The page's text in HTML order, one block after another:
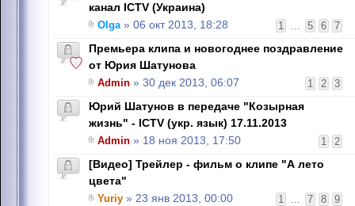
канал ICTV (Украина)
1 ... 5 6 7
Olga» 06 окт 2013, 18:28
Премьера клипа и новогоднее поздравление
от Юрия Шатунова
1 2 3
Admin » 30 дек 2013, 06:07
Юрий Шатунов в передаче "Козырная
жизнь" - ICTV (укр. язык) 17.11.2013
1 2
Admin » 18 ноя 2013, 17:50
[Видео] Трейлер - фильм о клипе "А лето
цвета"
1 ... 7 8 9
Yuriy » 23 янв 2013, 00:00